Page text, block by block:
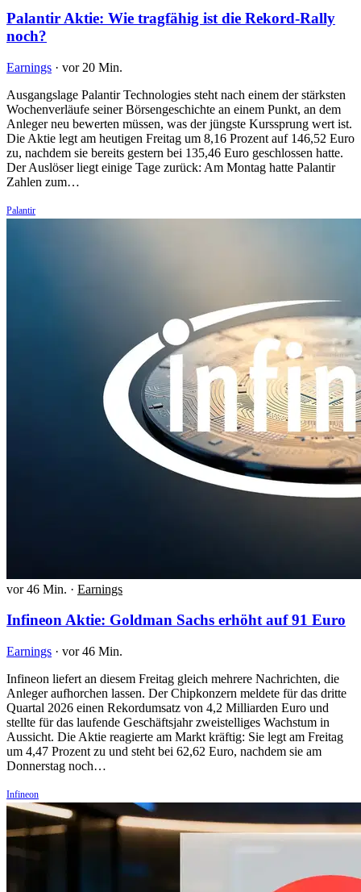
Palantir Aktie: Wie tragfähig ist die Rekord-Rally
noch?
Earnings · vor 20 Min.
Ausgangslage Palantir Technologies steht nach einem der stärksten
Wochenverläufe seiner Börsengeschichte an einem Punkt, an dem
Anleger neu bewerten müssen, was der jüngste Kurssprung wert ist.
Die Aktie legt am heutigen Freitag um 8,16 Prozent auf 146,52 Euro
zu, nachdem sie bereits gestern bei 135,46 Euro geschlossen hatte.
Der Auslöser liegt einige Tage zurück: Am Montag hatte Palantir
Zahlen zum…
Palantir
vor 46 Min. · Earnings
Infineon Aktie: Goldman Sachs erhöht auf 91 Euro
Earnings · vor 46 Min.
Infineon liefert an diesem Freitag gleich mehrere Nachrichten, die
Anleger aufhorchen lassen. Der Chipkonzern meldete für das dritte
Quartal 2026 einen Rekordumsatz von 4,2 Milliarden Euro und
stellte für das laufende Geschäftsjahr zweistelliges Wachstum in
Aussicht. Die Aktie reagierte am Markt kräftig: Sie legt am Freitag
um 4,47 Prozent zu und steht bei 62,62 Euro, nachdem sie am
Donnerstag noch…
Infineon